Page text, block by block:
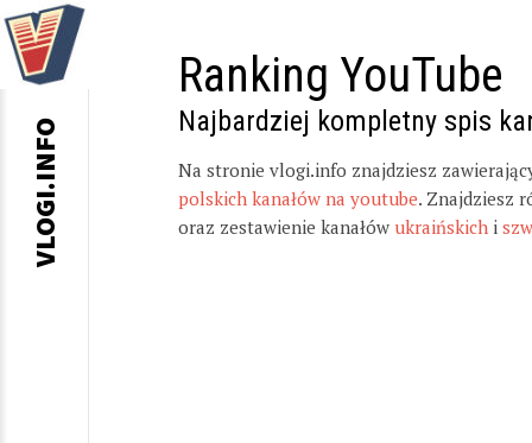
Ranking YouTube
Najbardziej kompletny spis
Na stronie vlogi.info znajdziesz
polskich kanałów na youtube. Znajdziesz
oraz zestawienie kanałów ukraińskich i
VLOGI.INFO